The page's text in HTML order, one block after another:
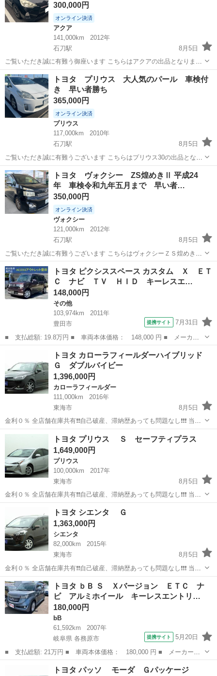
300,000円
オンライン決済
アクア
141,000km
2012年
石刀駅
8月5日
ご覧いただき誠に有難う御座います こちらはアクアの出品となります
■車輌情報■ 初年度登録 平成２４年7月 走行距離 １４１０００キ
ロ 車検 令和９年7月まで グレード Ｇ 外装色 ...
愛知 一宮市 石刀駅 アクア ミッション
トヨタ プリウス 大人気のパール 車検付
き 早い者勝ち
365,000円
オンライン決済
プリウス
117,000km
2010年
石刀駅
8月5日
ご覧いただき誠に有難うございます こちらはプリウス30の出品となり
ます ！！車輌情報！！ 初年度登録 平成22年2月 走行距離 １
１７０００キロ 車検 令和9年1月まで グレ...
愛知 一宮市 石刀駅 プリウス
トヨタ ヴォクシー ZS煌めきⅡ 平成24
年 車検令和九年五月まで 早い者…
350,000円
オンライン決済
ヴォクシー
121,000km
2012年
石刀駅
8月5日
ご覧いただき誠に有難うございます こちらはヴォクシーＺＳ煌めきⅡ
の出品となります ！！車輌情報！！ 初年度登録 平成24年3月 走行
距離 １２１０００キロ 車検 令和9年5月まで グ...
愛知 一宮市 石刀駅
トヨタ ピクシススペース カスタム Ｘ ＥＴ
Ｃ ナビ ＴＶ ＨＩＤ キーレスエ…
148,000円
その他
103,974km
2011年
豊田市
提携サイト 7月31日
■ 支払総額: 19.8万円 ■ 車両本体価格： 148,000 円 ■ メーカー
名： トヨタ ■ 車種名： ピクシススペース ■ グレード名： カ
スタム Ｘ ＥＴＣ ナビ ＴＶ ＨＩＤ キーレスエントリー ベ
ンチシート ...
その他
トヨタ カローラフィールダーハイブリッド
Ｇ ダブルバイビー
1,396,000円
カローラフィールダー
111,000km
2016年
東海市
8月5日
金利０％ 全店舗在庫共有❗️❗️自己破産、滞納歴あっても問題なし❗️❗️❗️ 当店
の自社ローンは 👉審査通過率95％❗️ さらに… 👉総額150万円までのお
車なら【頭金0円OK】✨ 「今は無理かも…」と...
カローラフィールダー
トヨタ プリウス Ｓ セーフティプラス
1,649,000円
プリウス
100,000km
2017年
東海市
8月5日
金利０％ 全店舗在庫共有❗️❗️自己破産、滞納歴あっても問題なし❗️❗️❗️ 当店
の自社ローンは 👉審査通過率95％❗️ さらに… 👉総額150万円までのお
車なら【頭金0円OK】✨ 「今は無理かも…」と...
プリウス
トヨタ シエンタ Ｇ
1,363,000円
シエンタ
82,000km
2015年
東海市
8月5日
金利０％ 全店舗在庫共有❗️❗️自己破産、滞納歴あっても問題なし❗️❗️❗️ 当店
の自社ローンは 👉審査通過率95％❗️ さらに… 👉総額150万円までのお
車なら【頭金0円OK】✨ 「今は無理かも…」と...
愛知 東海市 シエンタ
トヨタ ｂＢ Ｓ Ｘバージョン ＥＴＣ ナ
ビ アルミホイール キーレスエントリ…
180,000円
bB
61,592km
2007年
岐阜県 各務原市
提携サイト 5月20日
■ 支払総額: 21万円 ■ 車両本体価格： 180,000 円 ■ メーカー
名： トヨタ ■ 車種名： ｂＢ ■ グレード名： Ｓ Ｘバージョ
ン ＥＴＣ ナビ アルミホイール キーレスエントリー 電動格納
各務原市
トヨタ パッソ モーダ Ｇパッケージ